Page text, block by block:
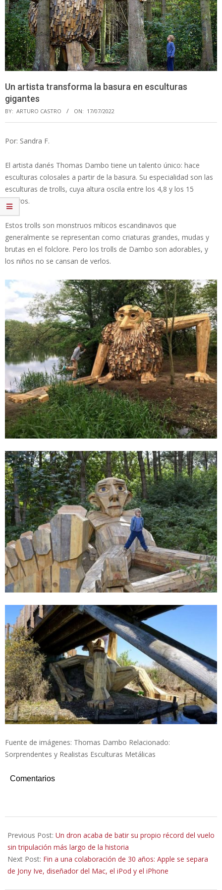
Un artista transforma la basura en esculturas
gigantes
BY: ARTURO CASTRO ON: 17/07/2022
Por: Sandra F.
El artista danés Thomas Dambo tiene un talento único: hace
esculturas colosales a partir de la basura. Su especialidad son las
esculturas de trolls, cuya altura oscila entre los 4,8 y los 15
metros.
Estos trolls son monstruos míticos escandinavos que
generalmente se representan como criaturas grandes, mudas y
brutas en el folclore. Pero los trolls de Dambo son adorables, y
los niños no se cansan de verlos.
Fuente de imágenes: Thomas Dambo Relacionado:
Sorprendentes y Realistas Esculturas Metálicas
Comentarios
07-
17
Previous Post: Un dron acaba de batir su propio récord del vuelo
sin tripulación más largo de la historia
Next Post: Fin a una colaboración de 30 años: Apple se separa
de Jony Ive, diseñador del Mac, el iPod y el iPhone